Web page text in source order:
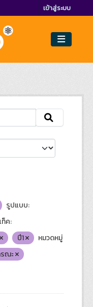
เข้าสู่ระบบ
รูปแบบ:
ท็ค:
ปี1
หมวดหมู่
รณะ